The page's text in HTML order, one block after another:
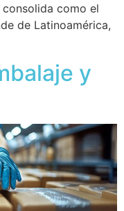
como el
de Latinoamérica,
y